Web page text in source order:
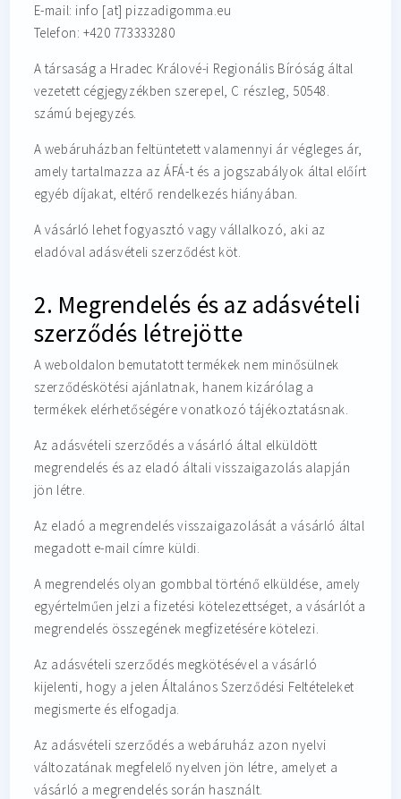
E-mail: info [at] pizzadigomma.eu
Telefon: +420 773333280
A társaság a Hradec Králové-i Regionális Bíróság által
vezetett cégjegyzékben szerepel, C részleg, 50548.
számú bejegyzés.
A webáruházban feltüntetett valamennyi ár végleges ár,
amely tartalmazza az ÁFÁ-t és a jogszabályok által előírt
egyéb díjakat, eltérő rendelkezés hiányában.
A vásárló lehet fogyasztó vagy vállalkozó, aki az
eladóval adásvételi szerződést köt.
2. Megrendelés és az adásvételi
szerződés létrejötte
A weboldalon bemutatott termékek nem minősülnek
szerződéskötési ajánlatnak, hanem kizárólag a
termékek elérhetőségére vonatkozó tájékoztatásnak.
Az adásvételi szerződés a vásárló által elküldött
megrendelés és az eladó általi visszaigazolás alapján
jön létre.
Az eladó a megrendelés visszaigazolását a vásárló által
megadott e-mail címre küldi.
A megrendelés olyan gombbal történő elküldése, amely
egyértelműen jelzi a fizetési kötelezettséget, a vásárlót a
megrendelés összegének megfizetésére kötelezi.
Az adásvételi szerződés megkötésével a vásárló
kijelenti, hogy a jelen Általános Szerződési Feltételeket
megismerte és elfogadja.
Az adásvételi szerződés a webáruház azon nyelvi
változatának megfelelő nyelven jön létre, amelyet a
vásárló a megrendelés során használt.